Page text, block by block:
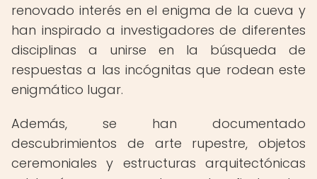
renovado interés en el enigma de la cueva y
han inspirado a investigadores de diferentes
disciplinas a unirse en la búsqueda de
respuestas a las incógnitas que rodean este
enigmático lugar.
Además, se han documentado
descubrimientos de arte rupestre, objetos
ceremoniales y estructuras arquitectónicas